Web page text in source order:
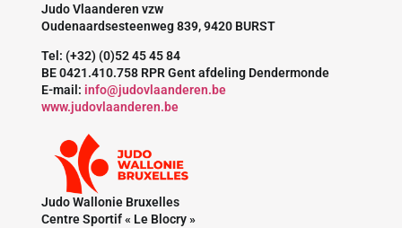
Judo Vlaanderen vzw
Oudenaardsesteenweg 839, 9420 BURST
Tel: (+32) (0)52 45 45 84
BE 0421.410.758 RPR Gent afdeling Dendermonde
E-mail: info@judovlaanderen.be
www.judovlaanderen.be
Judo Wallonie Bruxelles
Centre Sportif « Le Blocry »